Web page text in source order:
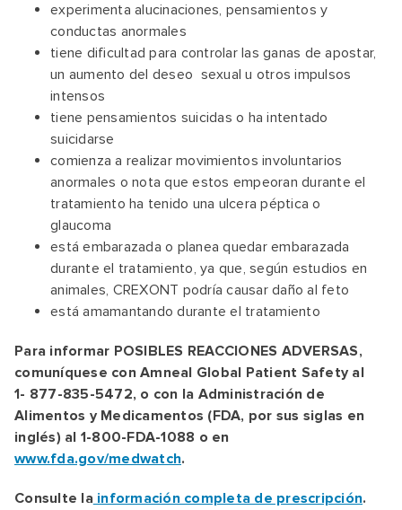
experimenta alucinaciones, pensamientos y
conductas anormales
tiene dificultad para controlar las ganas de apostar,
un aumento del deseo sexual u otros impulsos
intensos
tiene pensamientos suicidas o ha intentado
suicidarse
comienza a realizar movimientos involuntarios
anormales o nota que estos empeoran durante el
tratamiento ha tenido una ulcera péptica o
glaucoma
está embarazada o planea quedar embarazada
durante el tratamiento, ya que, según estudios en
animales, CREXONT podría causar daño al feto
está amamantando durante el tratamiento
Para informar POSIBLES REACCIONES ADVERSAS,
comuníquese con Amneal Global Patient Safety al
1- 877-835-5472, o con la Administración de
Alimentos y Medicamentos (FDA, por sus siglas en
inglés) al 1-800-FDA-1088 o en
www.fda.gov/medwatch.
Consulte la información completa de prescripción.